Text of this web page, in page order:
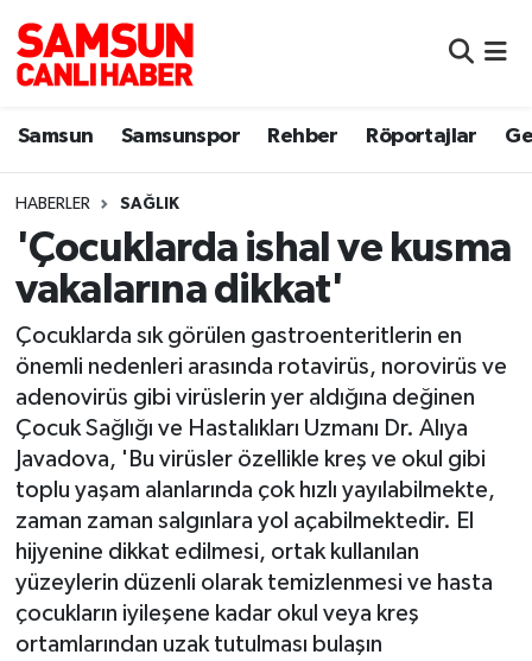
Samsun Samsunspor Rehber Röportajlar
HABERLER SAĞLIK
'Çocuklarda ishal ve kusma
vakalarına dikkat'
Çocuklarda sık görülen gastroenteritlerin en
önemli nedenleri arasında rotavirüs, norovirüs ve
adenovirüs gibi virüslerin yer aldığına değinen
Çocuk Sağlığı ve Hastalıkları Uzmanı Dr. Alıya
Javadova, 'Bu virüsler özellikle kreş ve okul gibi
toplu yaşam alanlarında çok hızlı yayılabilmekte,
zaman zaman salgınlara yol açabilmektedir. El
hijyenine dikkat edilmesi, ortak kullanılan
yüzeylerin düzenli olarak temizlenmesi ve hasta
çocukların iyileşene kadar okul veya kreş
ortamlarından uzak tutulması bulaşın
Samsun
Sokak Röportajları
Genel
Dünya
Eğitim
Sağlık
Yemek
Manşet Haberi
Samsun Nöbetçi Eczaneler
Samsun Hava Durumu
Samsun Namaz Vakitleri
Samsun Trafik Yoğunluk Haritası
Süper Lig Puan Durumu ve Fikstür
Tüm Manşetler
Son Dakika Haberleri
Haber Arşivi